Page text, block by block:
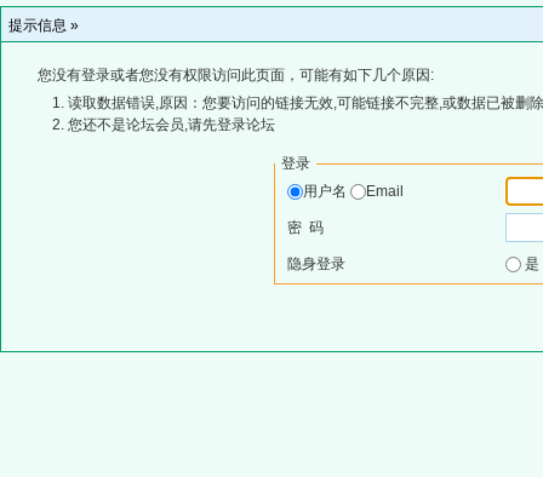
提示信息 »
您没有登录或者您没有权限访问此页面，可能有如下几个原因:
读取数据错误,原因：您要访问的链接无效,可能链接不完整,或数据已被删
您还不是论坛会员,请先登录论坛
登录
用户名
Email
密 码
隐身登录